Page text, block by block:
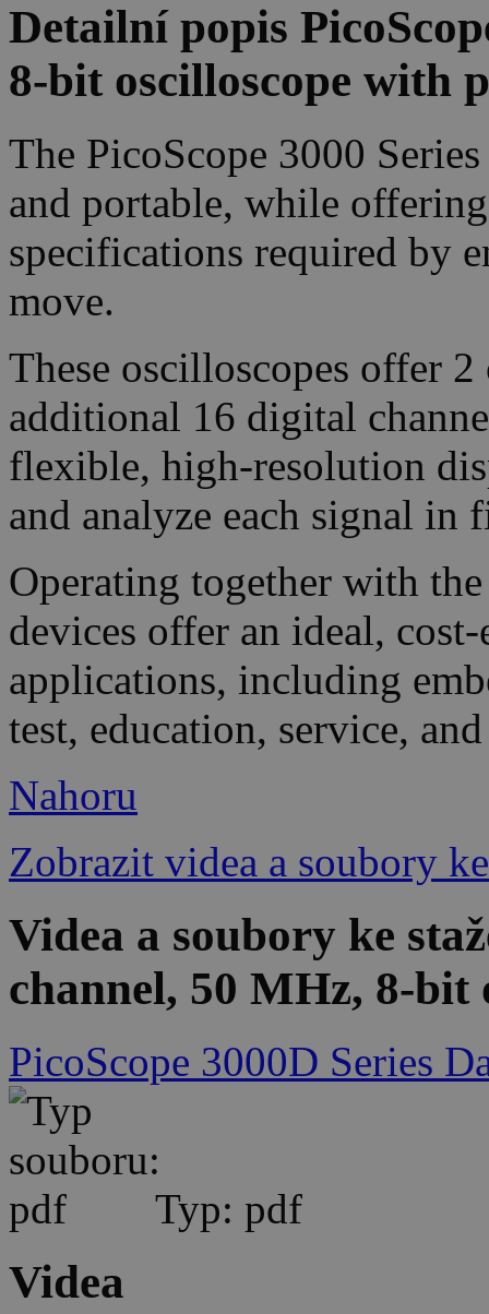
Detailní popis
8-bit oscilloscope with
The PicoScope 3000
and portable, while
specifications required by
move.
These oscilloscopes offer
additional 16 digital
flexible, high-resolution
and analyze each signal in
Operating together with
devices offer an ideal,
applications, including
test, education, service,
Nahoru
Zobrazit videa a soubory
Videa a soubory ke
channel, 50 MHz, 8-bit
PicoScope 3000D Series
Typ: pdf
Videa